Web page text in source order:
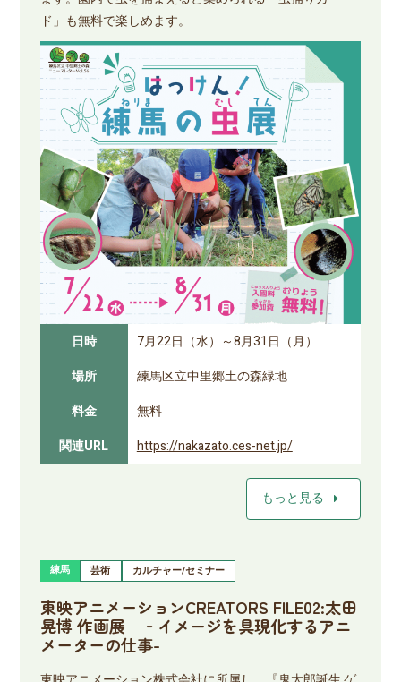
ド」も無料で楽しめます。
日時
7月22日（水）～8月31日（月）
場所
練馬区立中里郷土の森緑地
料金
無料
関連URL
https://nakazato.ces-net.jp/
もっと見る arrow_right
練馬 芸術 カルチャー/セミナー
東映アニメーションCREATORS FILE02:太田
晃博 作画展 ‐イメージを具現化するアニ
メーターの仕事-